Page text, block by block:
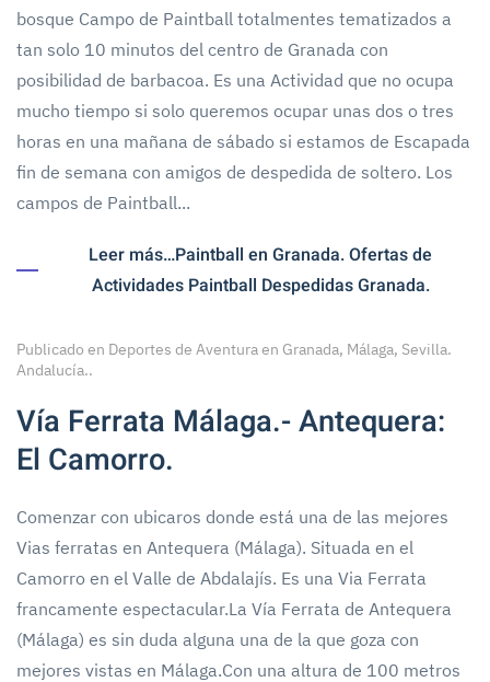
bosque Campo de Paintball totalmentes tematizados a
tan solo 10 minutos del centro de Granada con
posibilidad de barbacoa. Es una Actividad que no ocupa
mucho tiempo si solo queremos ocupar unas dos o tres
horas en una mañana de sábado si estamos de Escapada
fin de semana con amigos de despedida de soltero. Los
campos de Paintball...
Leer más…Paintball en Granada. Ofertas de
Actividades Paintball Despedidas Granada.
Publicado en Deportes de Aventura en Granada, Málaga, Sevilla.
Andalucía..
Vía Ferrata Málaga.- Antequera:
El Camorro.
Comenzar con ubicaros donde está una de las mejores
Vias ferratas en Antequera (Málaga). Situada en el
Camorro en el Valle de Abdalajís. Es una Via Ferrata
francamente espectacular.La Vía Ferrata de Antequera
(Málaga) es sin duda alguna una de la que goza con
mejores vistas en Málaga.Con una altura de 100 metros